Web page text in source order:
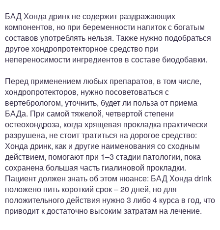
БАД Хонда дринк не содержит раздражающих
компонентов, но при беременности напиток с богатым
составов употреблять нельзя. Также нужно подобраться
другое хондропротекторное средство при
непереносимости ингредиентов в составе биодобавки.
Перед применением любых препаратов, в том числе,
хондропротекторов, нужно посоветоваться с
вертебрологом, уточнить, будет ли польза от приема
БАДа. При самой тяжелой, четвертой степени
остеохондроза, когда хрящевая прокладка практически
разрушена, не стоит тратиться на дорогое средство:
Хонда дринк, как и другие наименования со сходным
действием, помогают при 1–3 стадии патологии, пока
сохранена большая часть гиалиновой прокладки.
Пациент должен знать об этом нюансе: БАД Хонда drink
положено пить короткий срок – 20 дней, но для
положительного действия нужно 3 либо 4 курса в год, что
приводит к достаточно высоким затратам на лечение.